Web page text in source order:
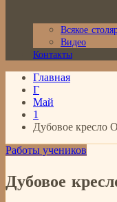
Всякое
Видео
Контакты
Главная
Г
Май
1
Дубовое кресло
Работы учеников
Дубовое